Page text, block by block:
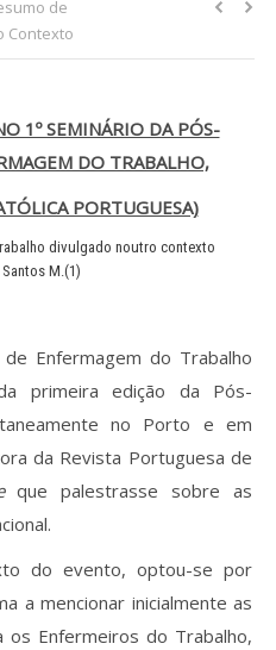
de submissão
Profissional
emprego (oferta/
a revisor
recentes
previamente publicadas
na nossa revista
de
Contexto
1º SEMINÁRIO DA PÓS-
DO TRABALHO,
PORTUGUESA)
divulgado noutro contexto
Santos M.(1)
Enfermagem do Trabalho
primeira edição da Pós-
no Porto e em
da Revista Portuguesa de
que palestrasse sobre as
do evento, optou-se por
a mencionar inicialmente as
Enfermeiros do Trabalho,